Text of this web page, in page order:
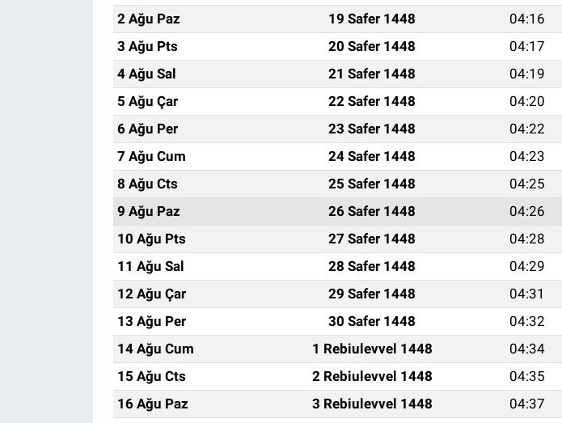
2 Ağu Paz
19 Safer 1448 04:16
3 Ağu Pts
20 Safer 1448 04:17
4 Ağu Sal
21 Safer 1448 04:19
5 Ağu Çar
22 Safer 1448 04:20
6 Ağu Per
23 Safer 1448 04:22
7 Ağu Cum
24 Safer 1448 04:23
8 Ağu Cts
25 Safer 1448 04:25
9 Ağu Paz
26 Safer 1448 04:26
10 Ağu Pts
27 Safer 1448 04:28
11 Ağu Sal
28 Safer 1448 04:29
12 Ağu Çar
29 Safer 1448 04:31
13 Ağu Per
30 Safer 1448 04:32
14 Ağu Cum
1 Rebiulevvel 1448 04:34
15 Ağu Cts
2 Rebiulevvel 1448 04:35
16 Ağu Paz
3 Rebiulevvel 1448 04:37